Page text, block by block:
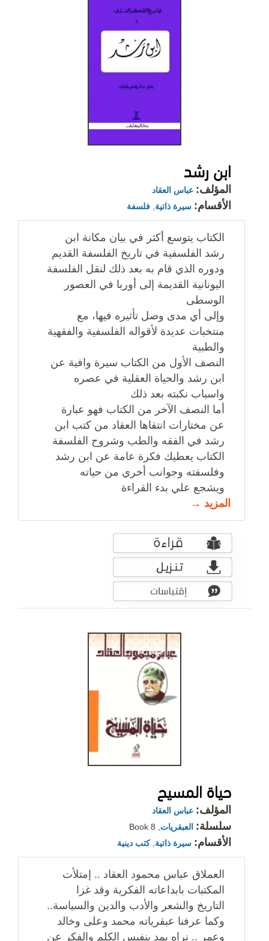
ابن رشد
المؤلف: عباس العقاد
الأقسام: سيرة ذاتية فلسفة
الكتاب يتوسع أكثر في بيان مكانة ابن
رشد الفلسفية في تاريخ الفلسفة القديم
ودوره الذي قام به بعد ذلك لنقل الفلسفة
اليونانية القديمة إلى أوربا في العصور
الوسطى
وإلى أي مدى وصل تأثيره فيها، مع
منتخبات عديدة لأقواله الفلسفية والفقهية
والطبية
النصف الأول من الكتاب سيرة وافية عن
ابن رشد والحياة العقلية في عصره
واسباب نكبته بعد ذلك
أما النصف الآخر من الكتاب فهو عبارة
عن مختارات انتقاها العقاد من كتب ابن
رشد في الفقه والطب وشروح الفلسفة
الكتاب يعطيك فكرة عامة عن ابن رشد
وفلسفته وجوانب أخري من حياته
ويشجع علي بدء القراءة
المزيد →
حياة المسيح
المؤلف: عباس العقاد
سلسلة: العبقريات
الأقسام: سيرة ذاتية ,كتب دينية
العملاق عباس محمود العقاد .. إمتلأت
المكتبات بابداعاته الفكرية وقد غزا
التاريخ والشعر والأدب والدين والسياسة..
وكما عرفنا عبقرياته محمد وعلى وخالد
وعمر .. نراه يمد بنفيس الكلم والفكر عن